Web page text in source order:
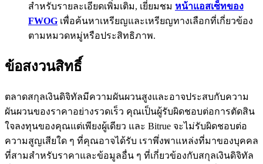
BTC New User Exclusive: 6.5% APR
BTC Flexible Staking | Daily Rewards
กิจกรรมเพิ่มเติม
สำหรับรายละเอียดเพิ่มเติม, เยี่ยมชม หน้าแอสเซ็ทของ
FWOG เพื่อค้นหาเหรียญและเหรียญทางเลือกที่เกี่ยวข้อง
ตามหมวดหมู่หรือประสิทธิภาพ.
ข้อสงวนสิทธิ์
ตลาดสกุลเงินดิจิทัลมีความผันผวนสูงและอาจประสบกับความ
ผันผวนของราคาอย่างรวดเร็ว คุณเป็นผู้รับผิดชอบต่อการตัดสิน
ใจลงทุนของคุณแต่เพียงผู้เดียว และ Bitrue จะไม่รับผิดชอบต่อ
ความสูญเสียใด ๆ ที่คุณอาจได้รับ เราพึ่งพาแหล่งที่มาของบุคคล
ที่สามสำหรับราคาและข้อมูลอื่น ๆ ที่เกี่ยวข้องกับสกุลเงินดิจิทัล